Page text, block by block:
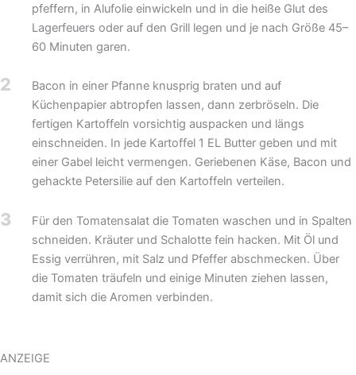
pfeffern, in Alufolie einwickeln und in die heiße Glut des
Lagerfeuers oder auf den Grill legen und je nach Größe 45–
60 Minuten garen.
2
Bacon in einer Pfanne knusprig braten und auf
Küchenpapier abtropfen lassen, dann zerbröseln. Die
fertigen Kartoffeln vorsichtig auspacken und längs
einschneiden. In jede Kartoffel 1 EL Butter geben und mit
einer Gabel leicht vermengen. Geriebenen Käse, Bacon und
gehackte Petersilie auf den Kartoffeln verteilen.
3
Für den Tomatensalat die Tomaten waschen und in Spalten
schneiden. Kräuter und Schalotte fein hacken. Mit Öl und
Essig verrühren, mit Salz und Pfeffer abschmecken. Über
die Tomaten träufeln und einige Minuten ziehen lassen,
damit sich die Aromen verbinden.
ANZEIGE